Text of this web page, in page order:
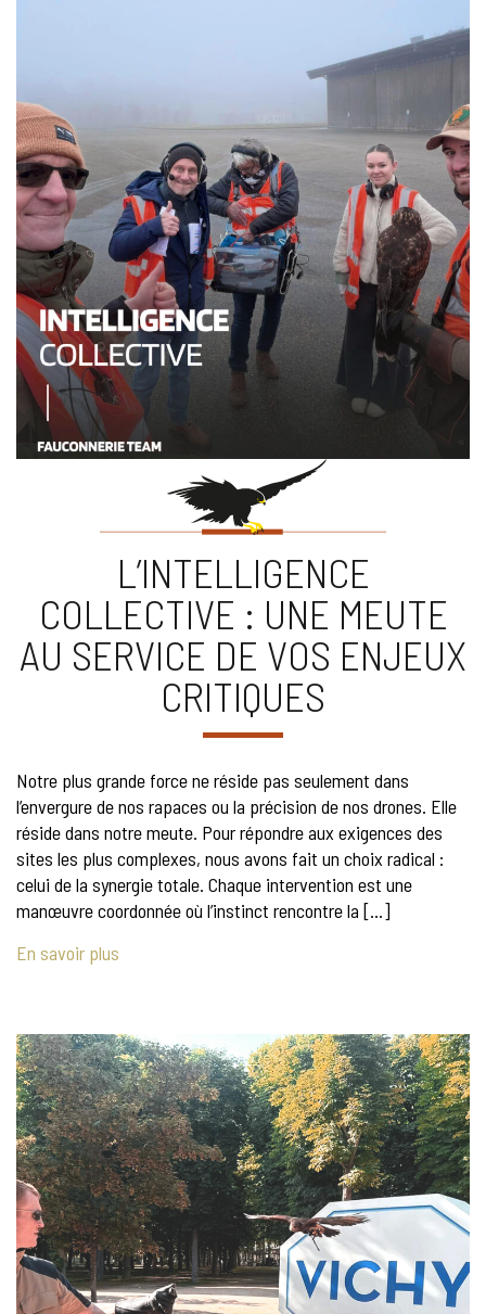
L’INTELLIGENCE
COLLECTIVE : UNE MEUTE
AU SERVICE DE VOS ENJEUX
CRITIQUES
Notre plus grande force ne réside pas seulement dans
l’envergure de nos rapaces ou la précision de nos drones. Elle
réside dans notre meute. Pour répondre aux exigences des
sites les plus complexes, nous avons fait un choix radical :
celui de la synergie totale. Chaque intervention est une
manœuvre coordonnée où l’instinct rencontre la […]
En savoir plus